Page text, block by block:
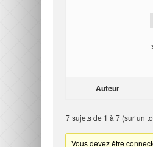
Auteur
7 sujets de 1 à 7 (sur un
Vous devez être